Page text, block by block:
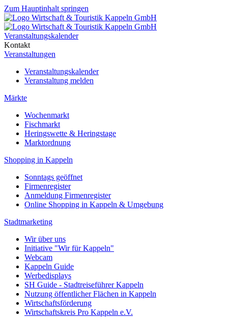
Zum Hauptinhalt springen
Veranstaltungskalender
Kontakt
Veranstaltungen
Veranstaltungskalender
Veranstaltung melden
Märkte
Wochenmarkt
Fischmarkt
Heringswette & Heringstage
Marktordnung
Shopping in Kappeln
Sonntags geöffnet
Firmenregister
Anmeldung Firmenregister
Online Shopping in Kappeln & Umgebung
Stadtmarketing
Wir über uns
Initiative "Wir für Kappeln"
Webcam
Kappeln Guide
Werbedisplays
SH Guide - Stadtreiseführer Kappeln
Nutzung öffentlicher Flächen in Kappeln
Wirtschaftsförderung
Wirtschaftskreis Pro Kappeln e.V.